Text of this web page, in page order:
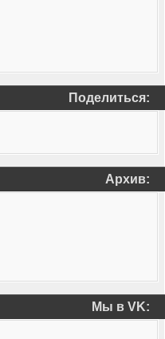
Поделиться:
Архив:
Мы в VK: